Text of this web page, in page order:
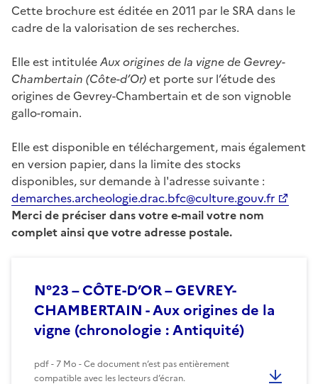
Cette brochure est éditée en 2011 par le SRA dans le
cadre de la valorisation de ses recherches.
Elle est intituléeAux origines de la vigne de Gevrey-
Chambertain (Côte-d’Or)et porte sur l’étude des
origines de Gevrey-Chambertain et de son vignoble
gallo-romain.
Elle est disponible en téléchargement, mais également
en version papier, dans la limite des stocks
disponibles, sur demande à l'adresse suivante :
demarches.archeologie.drac.bfc@culture.gouv.fr
Merci de préciser dans votre e-mail votre nom
complet ainsi que votre adresse postale.
N°23 – CÔTE-D’OR – GEVREY-
CHAMBERTAIN - Aux origines de la
vigne (chronologie : Antiquité)
pdf - 7 Mo - Ce document n’est pas entièrement
compatible avec les lecteurs d’écran.